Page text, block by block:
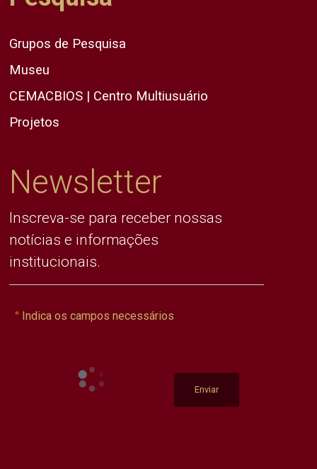
Grupos de Pesquisa
Museu
CEMACBIOS | Centro Multiusuário
Projetos
Newsletter
Inscreva-se para receber nossas
notícias e informações
institucionais.
Indica os campos necessários
Enviar